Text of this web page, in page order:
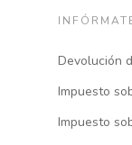
Devolución
Impuesto
Impuesto